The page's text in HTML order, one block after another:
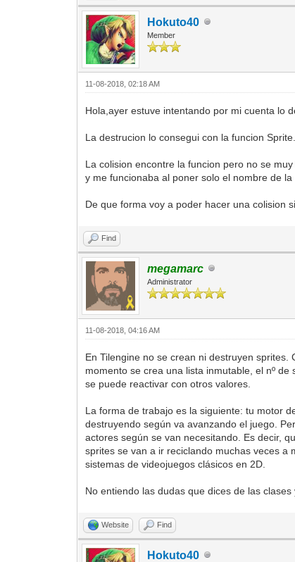
Hokuto40
Member
11-08-2018, 02:18 AM
Hola,ayer estuve intentando por mi cuenta lo
La destrucion lo consegui con la funcion
La colision encontre la funcion pero no se
y me funcionaba al poner solo el nombre de
De que forma voy a poder hacer una colision
Find
megamarc
Administrator
11-08-2018, 04:16 AM
En Tilengine no se crean ni destruyen sprites.
momento se crea una lista inmutable, el nº
se puede reactivar con otros valores.
La forma de trabajo es la siguiente: tu motor
destruyendo según va avanzando el juego.
actores según se van necesitando. Es decir,
sprites se van a ir reciclando muchas veces a
sistemas de videojuegos clásicos en 2D.
No entiendo las dudas que dices de las
Website Find
Hokuto40